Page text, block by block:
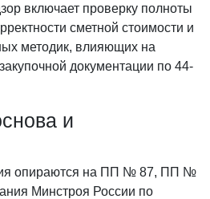
включает проверку полноты
сметной стоимости и
методик, влияющих на
документации по 44-
и
опираются на ПП № 87, ПП №
Минстроя России по